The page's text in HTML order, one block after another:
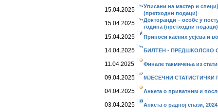
15.04.2025
Уписани на мастер и
(претходни подаци)
15.04.2025
Докторанди – особе у
година (претходни подаци)
15.04.2025 Приноси касних усјева и
14.04.2025 БИЛТЕН - ПРЕДШКОЛСКО
11.04.2025 Финале такмичења из
09.04.2025 МЈЕСЕЧНИ СТАТИСТИЧКИ
04.04.2025 Анкета о приватним и
03.04.2025 Анкета о радној снази,